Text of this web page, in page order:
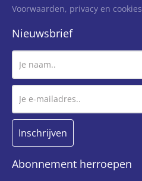
Voorwaarden, privacy en cookies
Nieuwsbrief
Abonnement herroepen